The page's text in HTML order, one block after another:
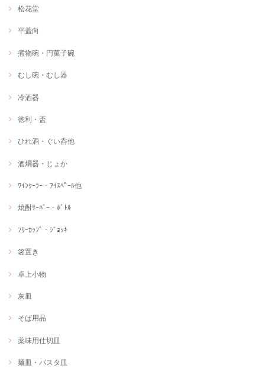
松花堂
平蓋向
煮物碗・円菓子碗
むし碗・むし器
冷酒器
徳利・盃
ひれ酒・ぐい呑他
酒燗器・じょか
ﾜｲﾝｸｰﾗｰ・ｱｲｽﾍﾟｰﾙ他
焼酎ｻｰﾊﾞｰ・ﾎﾞﾄﾙ
ﾌﾘｰｶｯﾌﾟ・ｼﾞｮｯｷ
箸置き
卓上小物
灰皿
そば用品
薬味用仕切皿
麺皿・パスタ皿